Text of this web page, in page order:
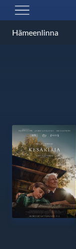
ÖPPNA MENYN